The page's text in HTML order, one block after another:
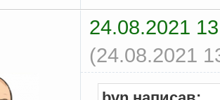
24.08.2021
(24.08.2021